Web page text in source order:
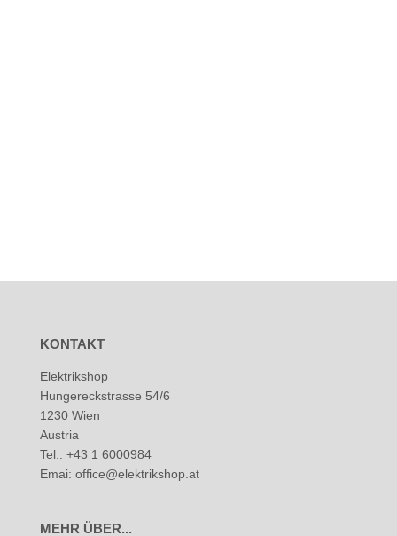
KONTAKT
Elektrikshop
Hungereckstrasse 54/6
1230 Wien
Austria
Tel.: +43 1 6000984
Emai: office@elektrikshop.at
MEHR ÜBER...